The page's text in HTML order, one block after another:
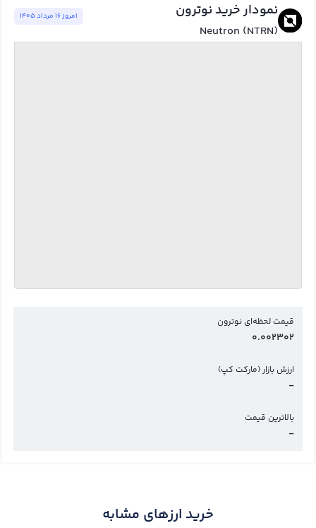
نمودار خرید نوترون
Neutron (NTRN)
امروز ١٦ مرداد ١٤٠٥
قیمت لحظه‌ای نوترون
0.002302
ارزش بازار (مارکت کپ)
-
بالاترین قیمت
-
خرید ارزهای مشابه